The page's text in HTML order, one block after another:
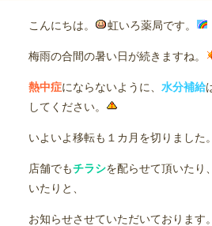
こんにちは。 虹いろ薬局です。
梅雨の合間の暑い日が続きますね。
熱中症にならないように、 水分補給
してください。
いよいよ移転も１カ月を切りました。
店舗でもチラシを配らせて頂いたり
いたりと、
お知らせさせていただいております。